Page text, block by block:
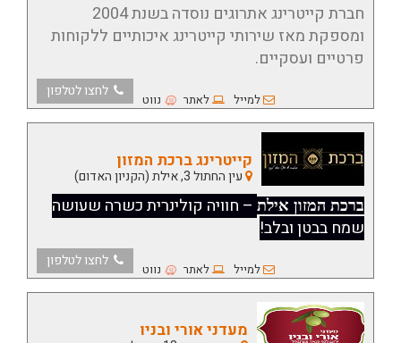
חברת קייטרינג אתרוגים נוסדה בשנת 2004
ומספקת מאז שירותי קייטרינג איכותיים ללקוחות
פרטיים ועסקיים.
למייל לאתר נווט לחצו לטלפון
קייטרינג ברכת המזון
עין החתול 3, אילת (הקניון האדום)
ברכת המזון אילת – חוויה קולינרית כשרה שעושה
שמח בבטן ובלב!
למייל לאתר נווט לחצו לטלפון
מעדני אורי ובניו